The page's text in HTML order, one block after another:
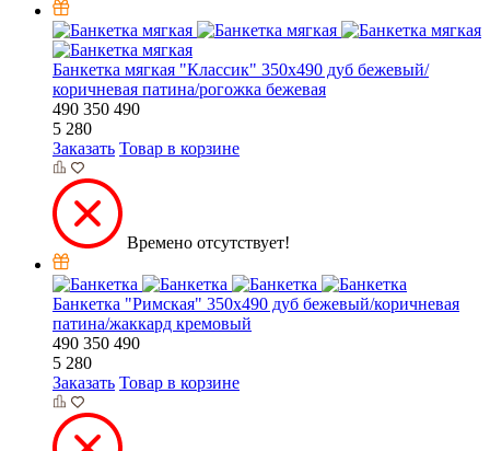
Банкетка мягкая "Классик" 350х490 дуб бежевый/
коричневая патина/рогожка бежевая
490 350 490
5 280
Заказать Товар в корзине
Времено отсутствует!
Банкетка "Римская" 350х490 дуб бежевый/коричневая
патина/жаккард кремовый
490 350 490
5 280
Заказать Товар в корзине